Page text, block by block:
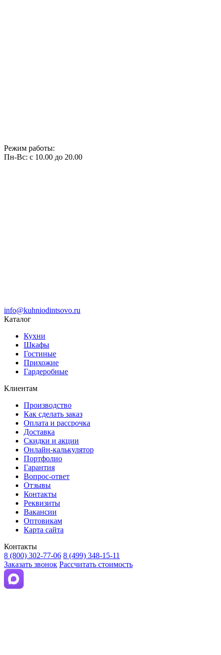
Режим работы:
Пн-Вс: с 10.00 до 20.00
info@kuhniodintsovo.ru
Каталог
Кухни
Шкафы
Гостиные
Прихожие
Гардеробные
Клиентам
Производство
Как сделать заказ
Оплата и рассрочка
Доставка
Скидки и акции
Онлайн-калькулятор
Портфолио
Гарантия
Вопрос-ответ
Отзывы
Контакты
Реквизиты
Вакансии
Оптовикам
Карта сайта
Контакты
8 (800) 302-77-06 8 (499) 348-15-11
Заказать звонок Рассчитать стоимость